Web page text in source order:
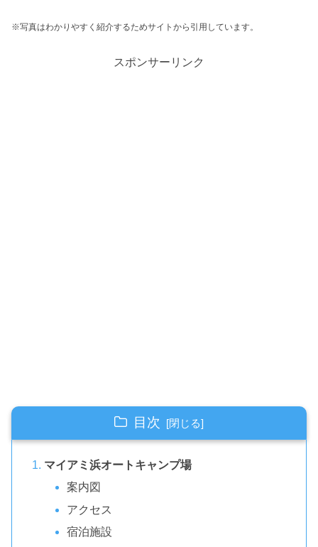
※写真はわかりやすく紹介するためサイトから引用しています。
スポンサーリンク
目次
マイアミ浜オートキャンプ場
案内図
アクセス
宿泊施設